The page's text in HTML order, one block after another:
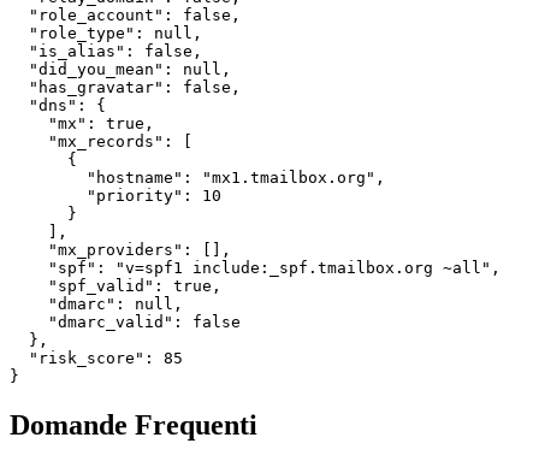
  "role_account": false,
  "role_type": null,
  "is_alias": false,
  "did_you_mean": null,
  "has_gravatar": false,
  "dns": {
    "mx": true,
    "mx_records": [
      {
        "hostname": "mx1.tmailbox.org",
        "priority": 10
      }
    ],
    "mx_providers": [],
    "spf": "v=spf1 include:_spf.tmailbox.org ~all",
    "spf_valid": true,
    "dmarc": null,
    "dmarc_valid": false
  },
  "risk_score": 85
}
Domande Frequenti